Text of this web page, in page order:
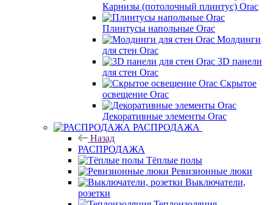
Карнизы (потолочный плинтус) Orac
Плинтусы напольные Orac
Молдинги
для стен Orac
3D панели
для стен Orac
Скрытое
освещение Orac
Декоративные элементы Orac
РАСПРОДАЖА
Назад
РАСПРОДАЖА
Тёплые полы
Ревизионные люки
Выключатели,
розетки